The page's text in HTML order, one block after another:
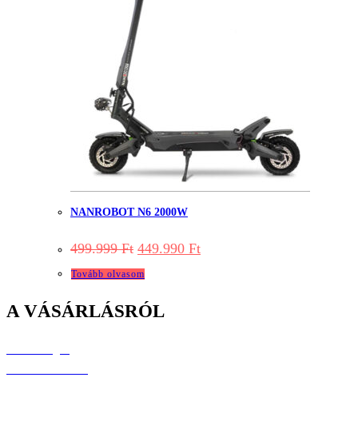
NANROBOT N6 2000W
499.999Ft Original
was:
449.990 FtCurrent
Tovább olvasom
A VÁSÁRLÁSRÓL